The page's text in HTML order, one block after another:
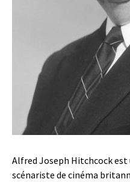
Alfred Joseph Hitchcock
scénariste de cinéma